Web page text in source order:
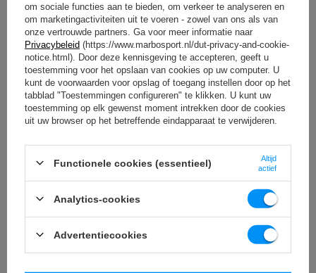
OM TE DOWNLOADEN
BELANGRIJKE VEILIGHEIDSINFORMATIE
Gewicht
om sociale functies aan te bieden, om verkeer te analyseren en
om marketingactiviteiten uit te voeren - zowel van ons als van
onze vertrouwde partners. Ga voor meer informatie naar
Privacybeleid (https://www.marbosport.nl/dut-privacy-and-cookie-
notice.html). Door deze kennisgeving te accepteren, geeft u
toestemming voor het opslaan van cookies op uw computer. U
kunt de voorwaarden voor opslag of toegang instellen door op het
tabblad "Toestemmingen configureren" te klikken. U kunt uw
toestemming op elk gewenst moment intrekken door de cookies
uit uw browser op het betreffende eindapparaat te verwijderen.
Functionele cookies (essentieel)
Altijd
actief
Analytics-cookies
Advertentiecookies